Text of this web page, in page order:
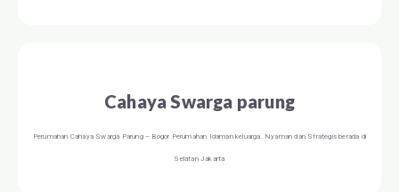
Cahaya Swarga parung
Perumahan Cahaya Swarga Parung – Bogor Perumahan Idaman keluarga. Nyaman dan Strategis berada di
Selatan Jakarta